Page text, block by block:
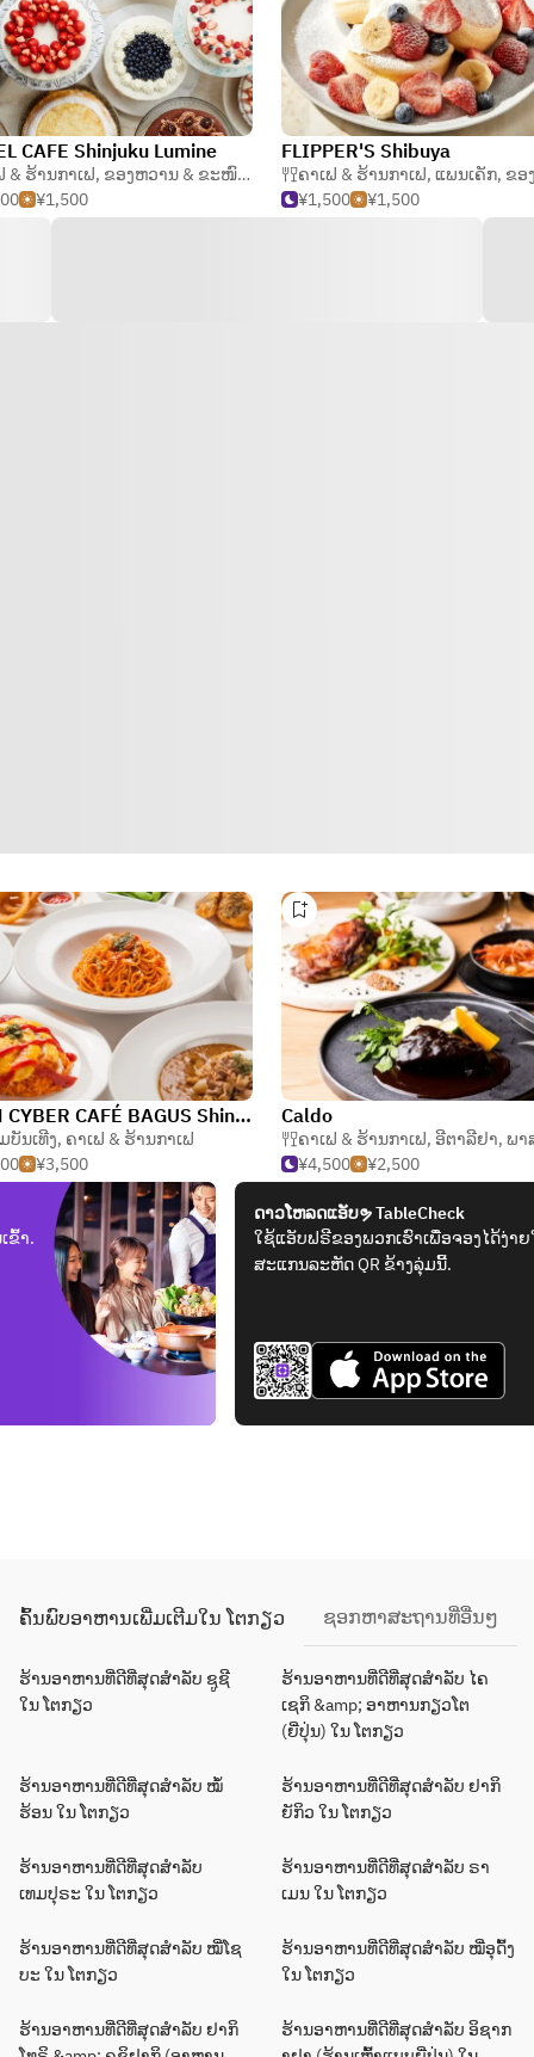
CAFE Shinjuku Lumine
& ຮ້ານກາເຟ, ຂອງຫວານ & ຂະໜົມຫວານ ,ເບເກີລີ & ເພສຕຣີ້
¥1,500
FLIPPER'S Shibuya
ຄາເຟ & ຮ້ານກາເຟ, ແພນເຄັກ, ຂອງຫວາ
¥1,500
¥1,500
GRAN CYBER CAFÉ BAGUS ShinjukuWest
ບັນເທີງ, ຄາເຟ & ຮ້ານກາເຟ
¥3,500
Caldo
ຄາເຟ & ຮ້ານກາເຟ, ອີຕາລີຢາ, ພາ
¥4,500
¥2,500
ຂົ້າ.
ດາວໂຫລດແອັບຯ TableCheck
ໃຊ້ແອັບຟຣີຂອງພວກເຮົາເພື່ອຈອງໄດ້ງ່າ
ສະແກນລະຫັດ QR ຂ້າງລຸ່ມນີ້.
ຄົ້ນພົບອາຫານເພີ່ມເຕີມໃນ ໂຕກຽວ ຊອກຫາສະຖານທີ່ອື່ນໆ
ຮ້ານອາຫານທີ່ດີທີ່ສຸດສຳລັບ ຊູຊີ
ໃນ ໂຕກຽວ
ຮ້ານອາຫານທີ່ດີທີ່ສຸດສຳລັບ ໄຄ
ເຊກິ &amp; ອາຫານກຽວໂຕ
(ຍີ່ປຸ່ນ) ໃນ ໂຕກຽວ
ຮ້ານອາຫານທີ່ດີທີ່ສຸດສຳລັບ ໝໍ້
ຮ້ອນ ໃນ ໂຕກຽວ
ຮ້ານອາຫານທີ່ດີທີ່ສຸດສຳລັບ ຢາກິ
ຍັກິວ ໃນ ໂຕກຽວ
ຮ້ານອາຫານທີ່ດີທີ່ສຸດສຳລັບ
ເທມປຸຣະ ໃນ ໂຕກຽວ
ຮ້ານອາຫານທີ່ດີທີ່ສຸດສຳລັບ ຣາ
ເມນ ໃນ ໂຕກຽວ
ຮ້ານອາຫານທີ່ດີທີ່ສຸດສຳລັບ ໝີ່ໂຊ
ບະ ໃນ ໂຕກຽວ
ຮ້ານອາຫານທີ່ດີທີ່ສຸດສຳລັບ ໝີ່ອຸດົ້ງ
ໃນ ໂຕກຽວ
ຮ້ານອາຫານທີ່ດີທີ່ສຸດສຳລັບ ຢາກິ
ຮ້ານອາຫານທີ່ດີທີ່ສຸດສຳລັບ ອິຊາກ